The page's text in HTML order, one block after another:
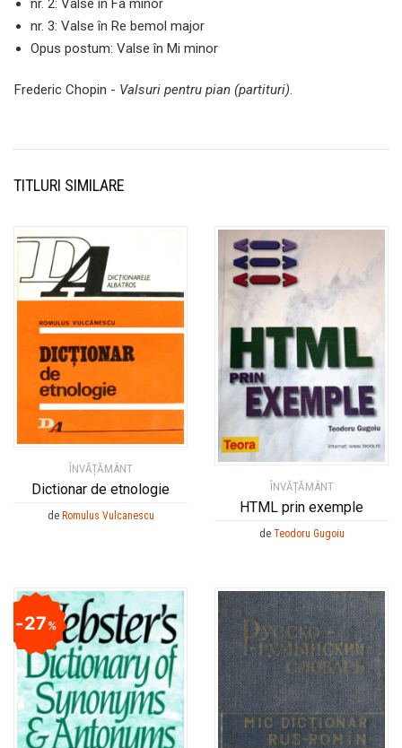
nr. 2: Valse în Fa minor
nr. 3: Valse în Re bemol major
Opus postum: Valse în Mi minor
Frederic Chopin - Valsuri pentru pian (partituri).
TITLURI SIMILARE
ÎNVĂȚĂMÂNT
Dictionar de etnologie
de Romulus Vulcanescu
ÎNVĂȚĂMÂNT
HTML prin exemple
de Teodoru Gugoiu
27%